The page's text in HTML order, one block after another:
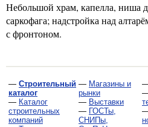
Небольшой храм, капелла, ниша
саркофага; надстройка над
с фронтоном.
— Строительный
каталог
— Каталог
строительных
компаний
— Магазины и
рынки
— Выставки
— ГОСТы,
СНИПы,